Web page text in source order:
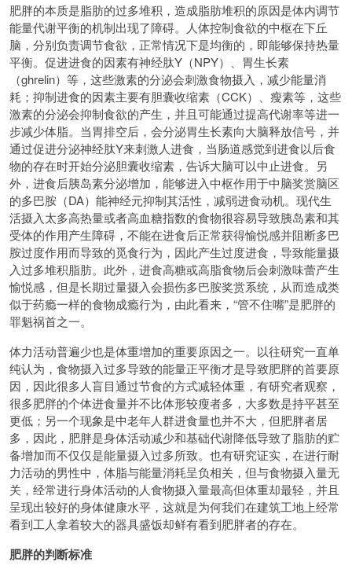
肥胖的本质是脂肪的过多堆积，造成脂肪堆积的原因是体内调节
能量代谢平衡的机制出现了障碍。人体控制食欲的中枢在下丘
脑，分别负责调节食欲，正常情况下是均衡的，即能够保持热量
平衡。促进进食的因素有神经肽Y（NPY）、胃生长素
（ghrelin）等，这些激素的分泌会刺激食物摄入，减少能量消
耗；抑制进食的因素主要有胆囊收缩素（CCK）、瘦素等，这些
激素的分泌会抑制食欲的产生，并且可能通过提高代谢率等进一
步减少体脂。当胃排空后，会分泌胃生长素向大脑释放信号，并
通过促进分泌神经肽Y来刺激人进食，当肠道感觉到进食以后食
物的存在时开始分泌胆囊收缩素，告诉大脑可以中止进食。另
外，进食后胰岛素分泌增加，能够进入中枢作用于中脑奖赏脑区
的多巴胺（DA）能神经元抑制其活性，减弱进食动机。现代生
活摄入太多高热量或者高血糖指数的食物很容易导致胰岛素和其
受体的作用产生障碍，不能在进食后正常获得愉悦感并阻断多巴
胺过度作用而导致的觅食行为，因此产生过度进食，导致能量摄
入过多堆积脂肪。此外，进食高糖或高脂食物后会刺激味蕾产生
愉悦感，但是长期过量摄入会损伤多巴胺奖赏系统，从而造成类
似于药瘾一样的食物成瘾行为，由此看来，“管不住嘴”是肥胖的
罪魁祸首之一。
体力活动普遍少也是体重增加的重要原因之一。以往研究一直单
纯认为，食物摄入过多导致的能量正平衡才是导致肥胖的首要原
因，因此很多人盲目通过节食的方式减轻体重，有研究者观察，
很多肥胖的个体进食量并不比体形较瘦者多，大多数是持平甚至
更低；另一个现象是中老年人群进食量也并不大，但肥胖者居
多，因此，肥胖是身体活动减少和基础代谢降低导致了脂肪的贮
备增加而不仅仅是能量摄入过多所致。也有研究证实，在进行耐
力活动的男性中，体脂与能量消耗呈负相关，但与食物摄入量无
关，经常进行身体活动的人食物摄入量最高但体重却最轻，并且
呈现出较好的身体健康水平，这就是为何我们在建筑工地上经常
看到工人拿着较大的器具盛饭却鲜有看到肥胖者的存在。
肥胖的判断标准